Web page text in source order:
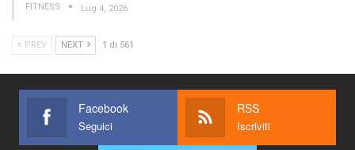
FITNESS Lug 4, 2026
PREV NEXT 1 di 561
Facebook
Seguici
RSS
Iscriviti